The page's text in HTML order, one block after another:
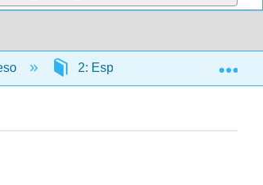
2: España 2.7: